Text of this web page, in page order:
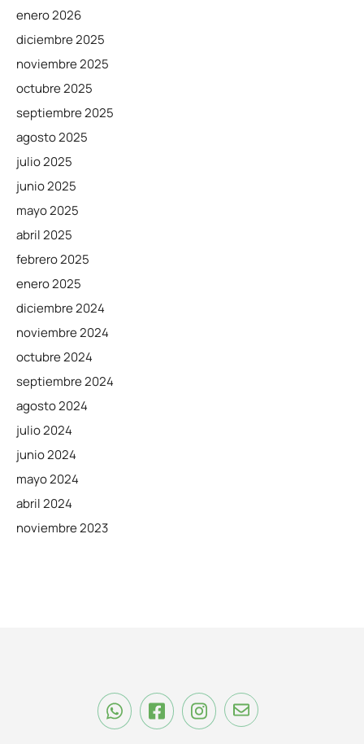
enero 2026
diciembre 2025
noviembre 2025
octubre 2025
septiembre 2025
agosto 2025
julio 2025
junio 2025
mayo 2025
abril 2025
febrero 2025
enero 2025
diciembre 2024
noviembre 2024
octubre 2024
septiembre 2024
agosto 2024
julio 2024
junio 2024
mayo 2024
abril 2024
noviembre 2023